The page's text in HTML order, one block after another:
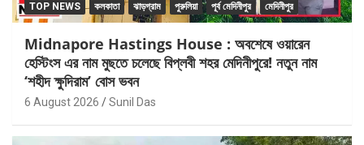
TOP NEWS কলকাতা ঝাড়গ্রাম পুরুলিয়া পূর্ব মেদিনীপুর মেদিনীপুর
Midnapore Hastings House : অবশেষে ওয়ারেন
হেস্টিংস এর নাম মুছতে চলেছে বিপ্লবী শহর মেদিনীপুরে! নতুন নাম
‘শহীদ ক্ষুদিরাম’ বোস ভবন
6 August 2026 Sunil Das